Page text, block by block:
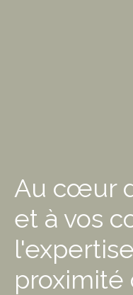
Au cœur
et à vos
proximité